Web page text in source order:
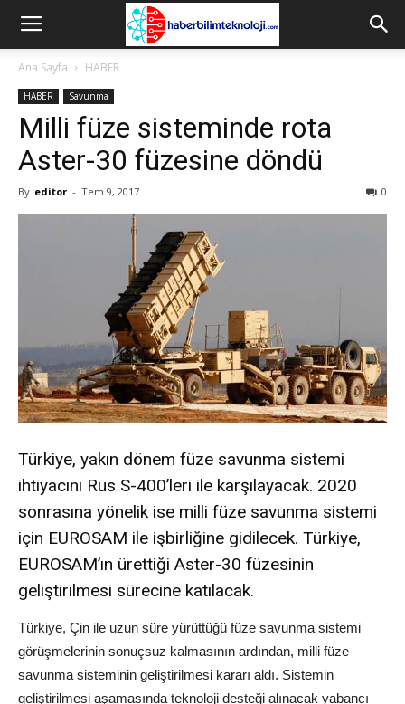
Ana Sayfa HABER
HABER Savunma
Milli füze sisteminde rota
Aster-30 füzesine döndü
By editor - Tem 9, 2017 0
Türkiye, yakın dönem füze savunma sistemi
ihtiyacını Rus S-400’leri ile karşılayacak. 2020
sonrasına yönelik ise milli füze savunma sistemi
için EUROSAM ile işbirliğine gidilecek. Türkiye,
EUROSAM’ın ürettiği Aster-30 füzesinin
geliştirilmesi sürecine katılacak.
Türkiye, Çin ile uzun süre yürüttüğü füze savunma sistemi
görüşmelerinin sonuçsuz kalmasının ardından, milli füze
savunma sisteminin geliştirilmesi kararı aldı. Sistemin
geliştirilmesi aşamasında teknoloji desteği alınacak yabancı